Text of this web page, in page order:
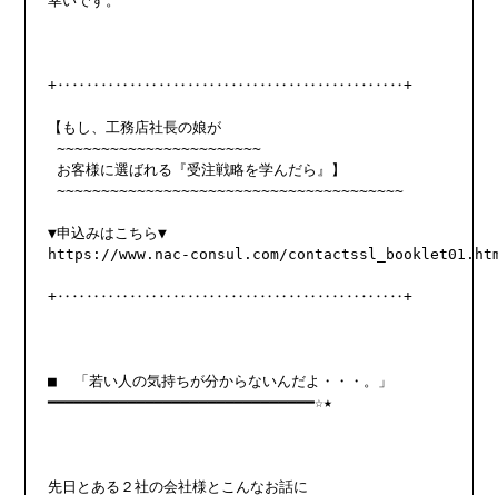
+‥‥‥‥‥‥‥‥‥‥‥‥‥‥‥‥‥‥‥‥‥‥‥‥+
【もし、工務店社長の娘が
~~~~~~~~~~~~~~~~~~~~~~~
お客様に選ばれる『受注戦略を学んだら』】
~~~~~~~~~~~~~~~~~~~~~~~~~~~~~~~~~~~~~~~
https://www.nac-consul.com/
+‥‥‥‥‥‥‥‥‥‥‥‥‥‥‥‥‥‥‥‥‥‥‥‥+
■  「若い人の気持ちが分からないんだよ・・・。」
━━━━━━━━━━━━━━━━━━━━━━━━━━━━━━☆★
先日とある２社の会社様とこんなお話に